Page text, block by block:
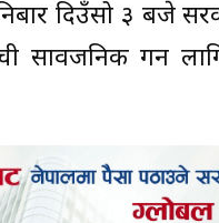
दिउँसो ३ बजे
सार्वजनिक गर्न